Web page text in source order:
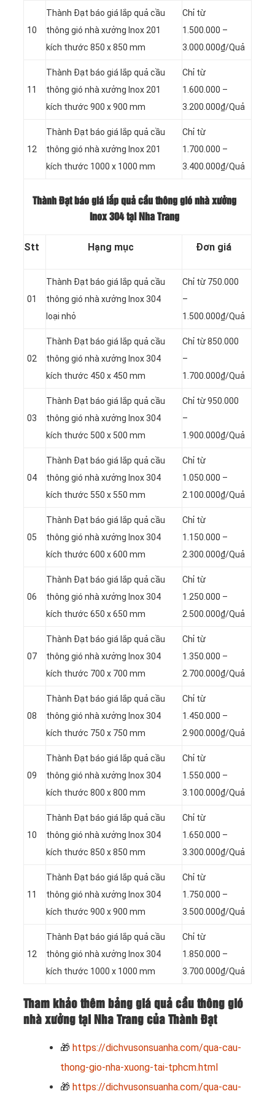
10
Thành Đạt báo giá lắp quả cầu
thông gió nhà xưởng Inox 201
kích thước 850 x 850 mm
Chỉ từ
1.500.000 –
3.000.000₫/Quả
11
Thành Đạt báo giá lắp quả cầu
thông gió nhà xưởng Inox 201
kích thước 900 x 900 mm
Chỉ từ
1.600.000 –
3.200.000₫/Quả
12
Thành Đạt báo giá lắp quả cầu
thông gió nhà xưởng Inox 201
kích thước 1000 x 1000 mm
Chỉ từ
1.700.000 –
3.400.000₫/Quả
Thành Đạt báo giá lắp quả cầu thông gió nhà xưởng
Inox 304 tại Nha Trang
Stt Hạng mục Đơn giá
01
Thành Đạt báo giá lắp quả cầu
thông gió nhà xưởng Inox 304
loại nhỏ
Chỉ từ 750.000
–
1.500.000₫/Quả
02
Thành Đạt báo giá lắp quả cầu
thông gió nhà xưởng Inox 304
kích thước 450 x 450 mm
Chỉ từ 850.000
–
1.700.000₫/Quả
03
Thành Đạt báo giá lắp quả cầu
thông gió nhà xưởng Inox 304
kích thước 500 x 500 mm
Chỉ từ 950.000
–
1.900.000₫/Quả
04
Thành Đạt báo giá lắp quả cầu
thông gió nhà xưởng Inox 304
kích thước 550 x 550 mm
Chỉ từ
1.050.000 –
2.100.000₫/Quả
05
Thành Đạt báo giá lắp quả cầu
thông gió nhà xưởng Inox 304
kích thước 600 x 600 mm
Chỉ từ
1.150.000 –
2.300.000₫/Quả
06
Thành Đạt báo giá lắp quả cầu
thông gió nhà xưởng Inox 304
kích thước 650 x 650 mm
Chỉ từ
1.250.000 –
2.500.000₫/Quả
07
Thành Đạt báo giá lắp quả cầu
thông gió nhà xưởng Inox 304
kích thước 700 x 700 mm
Chỉ từ
1.350.000 –
2.700.000₫/Quả
08
Thành Đạt báo giá lắp quả cầu
thông gió nhà xưởng Inox 304
kích thước 750 x 750 mm
Chỉ từ
1.450.000 –
2.900.000₫/Quả
09
Thành Đạt báo giá lắp quả cầu
thông gió nhà xưởng Inox 304
kích thước 800 x 800 mm
Chỉ từ
1.550.000 –
3.100.000₫/Quả
10
Thành Đạt báo giá lắp quả cầu
thông gió nhà xưởng Inox 304
kích thước 850 x 850 mm
Chỉ từ
1.650.000 –
3.300.000₫/Quả
11
Thành Đạt báo giá lắp quả cầu
thông gió nhà xưởng Inox 304
kích thước 900 x 900 mm
Chỉ từ
1.750.000 –
3.500.000₫/Quả
12
Thành Đạt báo giá lắp quả cầu
thông gió nhà xưởng Inox 304
kích thước 1000 x 1000 mm
Chỉ từ
1.850.000 –
3.700.000₫/Quả
Tham khảo thêm bảng giá quả cầu thông gió
nhà xưởng tại Nha Trang của Thành Đạt
🎁 https://dichvusonsuanha.com/qua-cau-
thong-gio-nha-xuong-tai-tphcm.html
🎁 https://dichvusonsuanha.com/qua-cau-